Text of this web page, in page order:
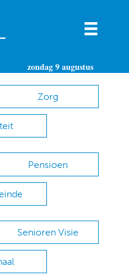
zondag 9 augustus
Zorg
Pensioen
Senioren Visie